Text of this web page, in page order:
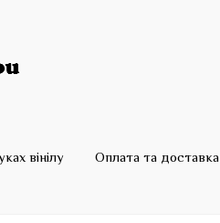
вінілу Оплата та доставка